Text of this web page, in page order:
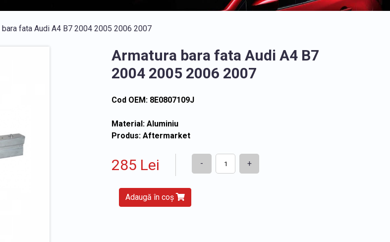
bara fata Audi A4 B7 2004 2005 2006 2007
Armatura bara fata Audi A4 B7
2004 2005 2006 2007
Cod OEM: 8E0807109J
Material: Aluminiu
Produs: Aftermarket
285 Lei - +
Adaugă în coș